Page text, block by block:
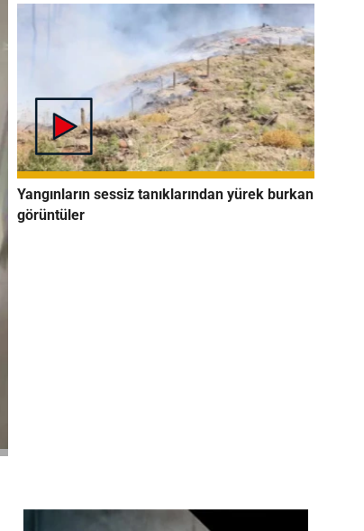
Yangınların sessiz tanıklarından yürek burkan
görüntüler